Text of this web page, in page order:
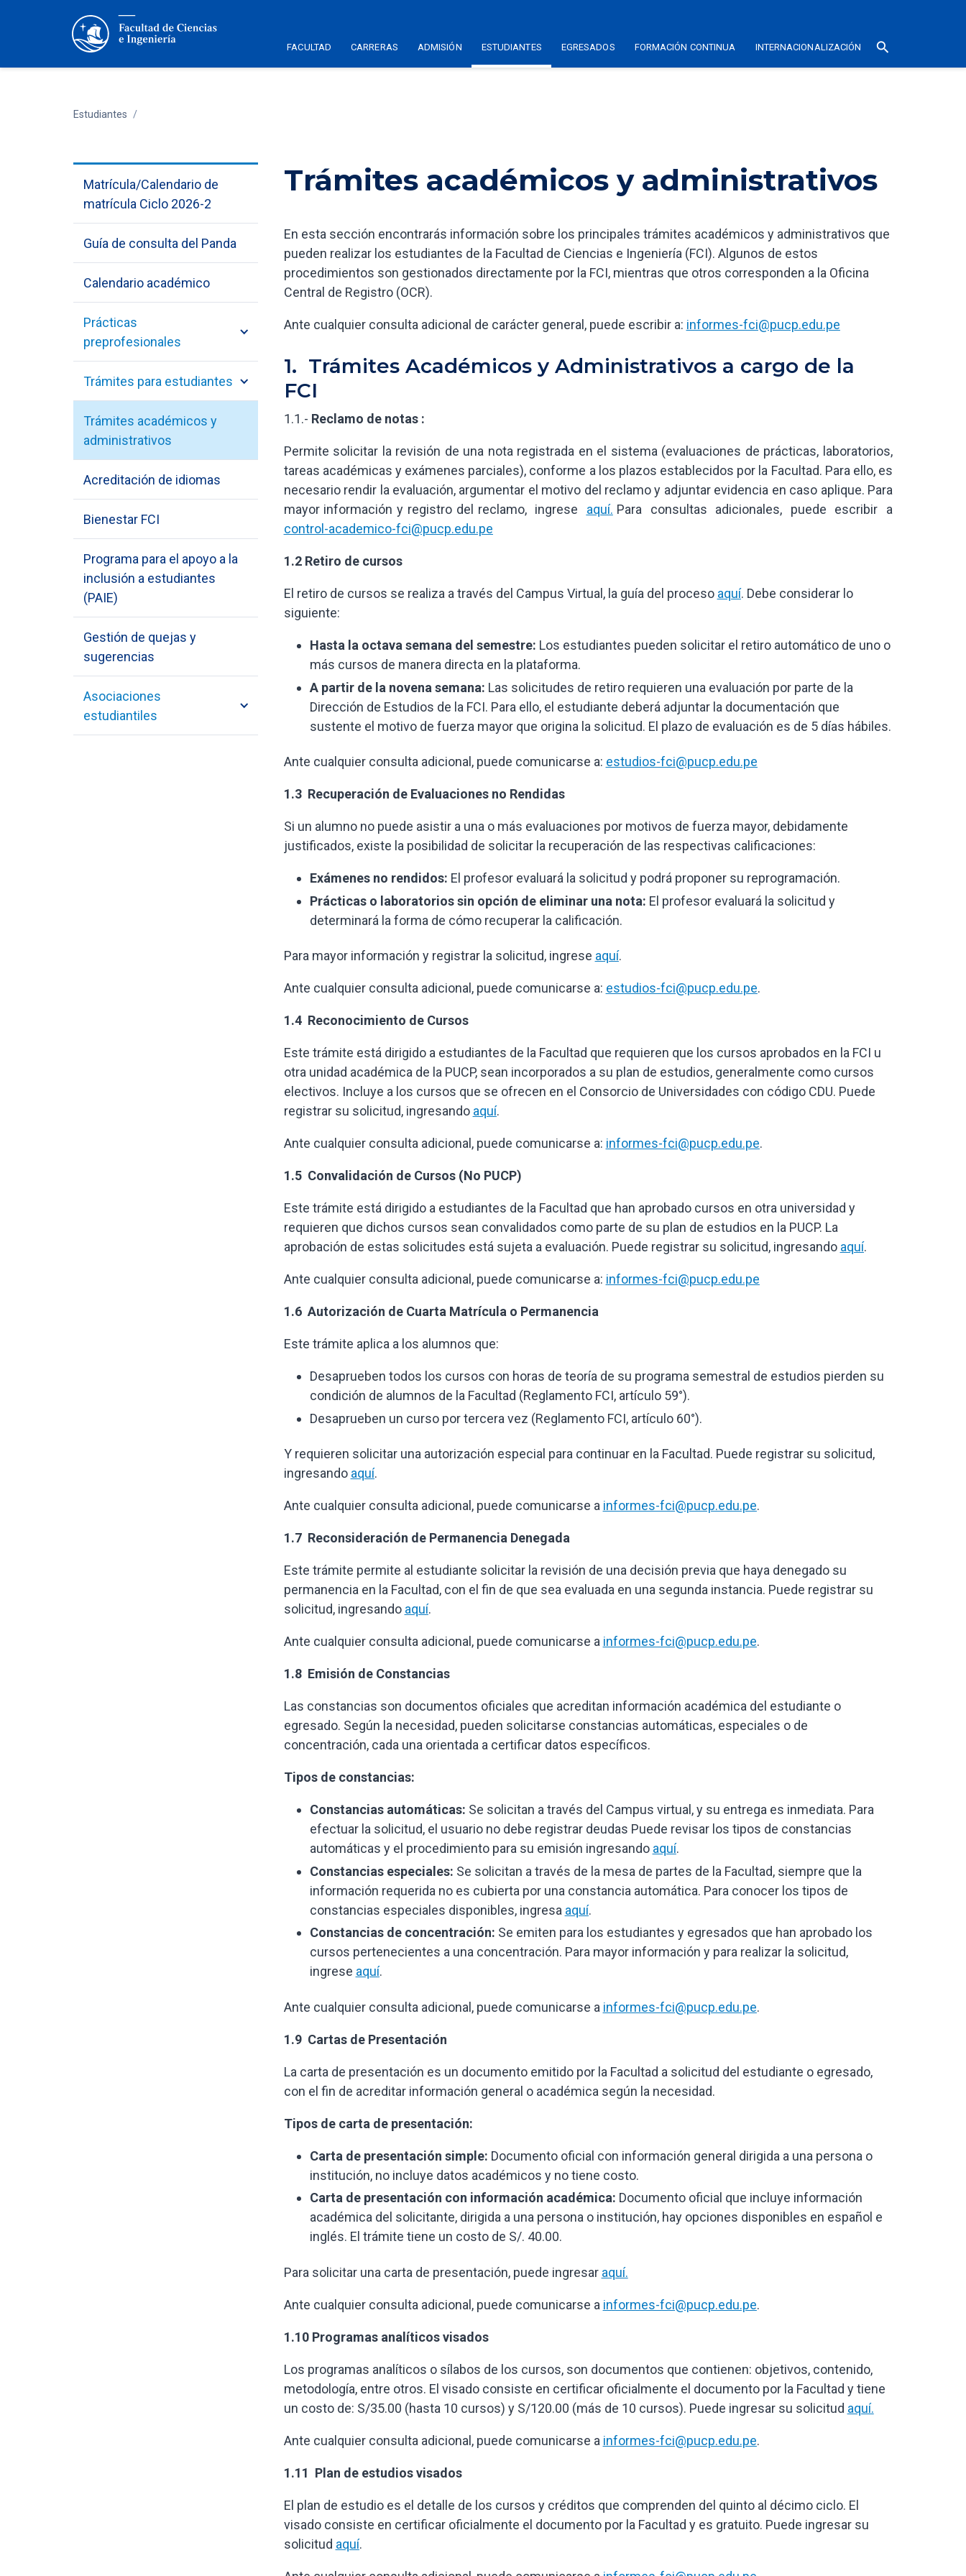
FACULTAD CARRERAS ADMISIÓN ESTUDIANTES EGRESADOS FORMACIÓN CONTINUA INTERNACIONALIZACIÓN search
Estudiantes /
Matrícula/Calendario de
matrícula Ciclo 2026-2
Guía de consulta del Panda
Calendario académico
Prácticas
preprofesionales
Trámites para estudiantes
Trámites académicos y
administrativos
Acreditación de idiomas
Bienestar FCI
Programa para el apoyo a la
inclusión a estudiantes
(PAIE)
Gestión de quejas y
sugerencias
Asociaciones
estudiantiles
Trámites académicos y administrativos
En esta sección encontrarás información sobre los principales trámites académicos y administrativos que
pueden realizar los estudiantes de la Facultad de Ciencias e Ingeniería (FCI). Algunos de estos
procedimientos son gestionados directamente por la FCI, mientras que otros corresponden a la Oficina
Central de Registro (OCR).
Ante cualquier consulta adicional de carácter general, puede escribir a: informes-fci@pucp.edu.pe
1. Trámites Académicos y Administrativos a cargo de la
FCI
1.1.- Reclamo de notas :
Permite solicitar la revisión de una nota registrada en el sistema (evaluaciones de prácticas, laboratorios,
tareas académicas y exámenes parciales), conforme a los plazos establecidos por la Facultad. Para ello, es
necesario rendir la evaluación, argumentar el motivo del reclamo y adjuntar evidencia en caso aplique. Para
mayor información y registro del reclamo, ingrese aquí. Para consultas adicionales, puede escribir a
control-academico-fci@pucp.edu.pe
1.2 Retiro de cursos
El retiro de cursos se realiza a través del Campus Virtual, la guía del proceso aquí. Debe considerar lo
siguiente:
Hasta la octava semana del semestre: Los estudiantes pueden solicitar el retiro automático de uno o
más cursos de manera directa en la plataforma.
A partir de la novena semana: Las solicitudes de retiro requieren una evaluación por parte de la
Dirección de Estudios de la FCI. Para ello, el estudiante deberá adjuntar la documentación que
sustente el motivo de fuerza mayor que origina la solicitud. El plazo de evaluación es de 5 días hábiles.
Ante cualquier consulta adicional, puede comunicarse a: estudios-fci@pucp.edu.pe
1.3 Recuperación de Evaluaciones no Rendidas
Si un alumno no puede asistir a una o más evaluaciones por motivos de fuerza mayor, debidamente
justificados, existe la posibilidad de solicitar la recuperación de las respectivas calificaciones:
Exámenes no rendidos: El profesor evaluará la solicitud y podrá proponer su reprogramación.
Prácticas o laboratorios sin opción de eliminar una nota: El profesor evaluará la solicitud y
determinará la forma de cómo recuperar la calificación.
Para mayor información y registrar la solicitud, ingrese aquí.
Ante cualquier consulta adicional, puede comunicarse a: estudios-fci@pucp.edu.pe.
1.4 Reconocimiento de Cursos
Este trámite está dirigido a estudiantes de la Facultad que requieren que los cursos aprobados en la FCI u
otra unidad académica de la PUCP, sean incorporados a su plan de estudios, generalmente como cursos
electivos. Incluye a los cursos que se ofrecen en el Consorcio de Universidades con código CDU. Puede
registrar su solicitud, ingresando aquí.
Ante cualquier consulta adicional, puede comunicarse a: informes-fci@pucp.edu.pe.
1.5 Convalidación de Cursos (No PUCP)
Este trámite está dirigido a estudiantes de la Facultad que han aprobado cursos en otra universidad y
requieren que dichos cursos sean convalidados como parte de su plan de estudios en la PUCP. La
aprobación de estas solicitudes está sujeta a evaluación. Puede registrar su solicitud, ingresando aquí.
Ante cualquier consulta adicional, puede comunicarse a: informes-fci@pucp.edu.pe
1.6 Autorización de Cuarta Matrícula o Permanencia
Este trámite aplica a los alumnos que:
Desaprueben todos los cursos con horas de teoría de su programa semestral de estudios pierden su
condición de alumnos de la Facultad (Reglamento FCI, artículo 59°).
Desaprueben un curso por tercera vez (Reglamento FCI, artículo 60°).
Y requieren solicitar una autorización especial para continuar en la Facultad. Puede registrar su solicitud,
ingresando aquí.
Ante cualquier consulta adicional, puede comunicarse a informes-fci@pucp.edu.pe.
1.7 Reconsideración de Permanencia Denegada
Este trámite permite al estudiante solicitar la revisión de una decisión previa que haya denegado su
permanencia en la Facultad, con el fin de que sea evaluada en una segunda instancia. Puede registrar su
solicitud, ingresando aquí.
Ante cualquier consulta adicional, puede comunicarse a informes-fci@pucp.edu.pe.
1.8 Emisión de Constancias
Las constancias son documentos oficiales que acreditan información académica del estudiante o
egresado. Según la necesidad, pueden solicitarse constancias automáticas, especiales o de
concentración, cada una orientada a certificar datos específicos.
Tipos de constancias:
Constancias automáticas: Se solicitan a través del Campus virtual, y su entrega es inmediata. Para
efectuar la solicitud, el usuario no debe registrar deudas Puede revisar los tipos de constancias
automáticas y el procedimiento para su emisión ingresando aquí.
Constancias especiales: Se solicitan a través de la mesa de partes de la Facultad, siempre que la
información requerida no es cubierta por una constancia automática. Para conocer los tipos de
constancias especiales disponibles, ingresa aquí.
Constancias de concentración: Se emiten para los estudiantes y egresados que han aprobado los
cursos pertenecientes a una concentración. Para mayor información y para realizar la solicitud,
ingrese aquí.
Ante cualquier consulta adicional, puede comunicarse a informes-fci@pucp.edu.pe.
1.9 Cartas de Presentación
La carta de presentación es un documento emitido por la Facultad a solicitud del estudiante o egresado,
con el fin de acreditar información general o académica según la necesidad.
Tipos de carta de presentación:
Carta de presentación simple: Documento oficial con información general dirigida a una persona o
institución, no incluye datos académicos y no tiene costo.
Carta de presentación con información académica: Documento oficial que incluye información
académica del solicitante, dirigida a una persona o institución, hay opciones disponibles en español e
inglés. El trámite tiene un costo de S/. 40.00.
Para solicitar una carta de presentación, puede ingresar aquí.
Ante cualquier consulta adicional, puede comunicarse a informes-fci@pucp.edu.pe.
1.10 Programas analíticos visados
Los programas analíticos o sílabos de los cursos, son documentos que contienen: objetivos, contenido,
metodología, entre otros. El visado consiste en certificar oficialmente el documento por la Facultad y tiene
un costo de: S/35.00 (hasta 10 cursos) y S/120.00 (más de 10 cursos). Puede ingresar su solicitud aquí.
Ante cualquier consulta adicional, puede comunicarse a informes-fci@pucp.edu.pe.
1.11 Plan de estudios visados
El plan de estudio es el detalle de los cursos y créditos que comprenden del quinto al décimo ciclo. El
visado consiste en certificar oficialmente el documento por la Facultad y es gratuito. Puede ingresar su
solicitud aquí.